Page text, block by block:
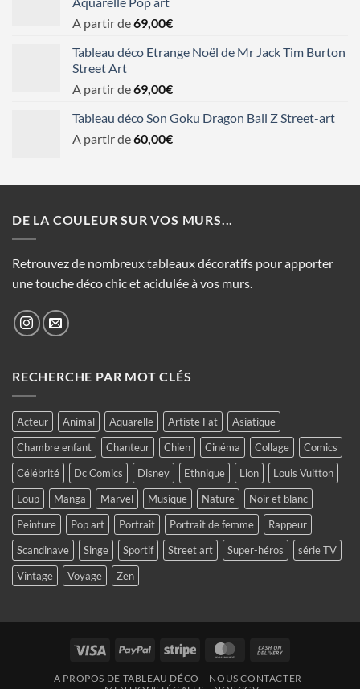
A partir de69,00€
Tableau déco Etrange Noël de Mr Jack Tim Burton
Street Art
A partir de69,00€
Tableau déco Son Goku Dragon Ball Z Street-art
A partir de60,00€
DE LA COULEUR SUR VOS MURS...
Retrouvez de nombreux tableaux décoratifs pour apporter
une touche déco chic et acidulée à vos murs.
RECHERCHE PAR MOT CLÉS
Acteur Animal Aquarelle Artiste Fat
Asiatique
Chambre enfant
Chanteur Chien Cinéma Collage
Comics
Célébrité
Dc Comics Disney Ethnique Lion
Louis Vuitton
Loup
Manga Marvel Musique Nature
Noir et blanc
Peinture
Pop art Portrait Portrait de femme
Rappeur
Scandinave
Singe Sportif Street art Super-héros
série TV
Vintage
Voyage Zen
Visa PayPal Stripe MasterCard
Delivery
A PROPOS DE TABLEAU DÉCO
NOUS CONTACTER